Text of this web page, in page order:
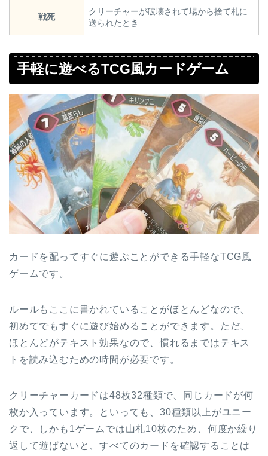
戦死
クリーチャーが破壊されて場から捨て札に
送られたとき
手軽に遊べるTCG風カードゲーム
カードを配ってすぐに遊ぶことができる手軽なTCG風
ゲームです。
ルールもここに書かれていることがほとんどなので、
初めてでもすぐに遊び始めることができます。ただ、
ほとんどがテキスト効果なので、慣れるまではテキス
トを読み込むための時間が必要です。
クリーチャーカードは48枚32種類で、同じカードが何
枚か入っています。といっても、30種類以上がユニー
クで、しかも1ゲームでは山札10枚のため、何度か繰り
返して遊ばないと、すべてのカードを確認することは